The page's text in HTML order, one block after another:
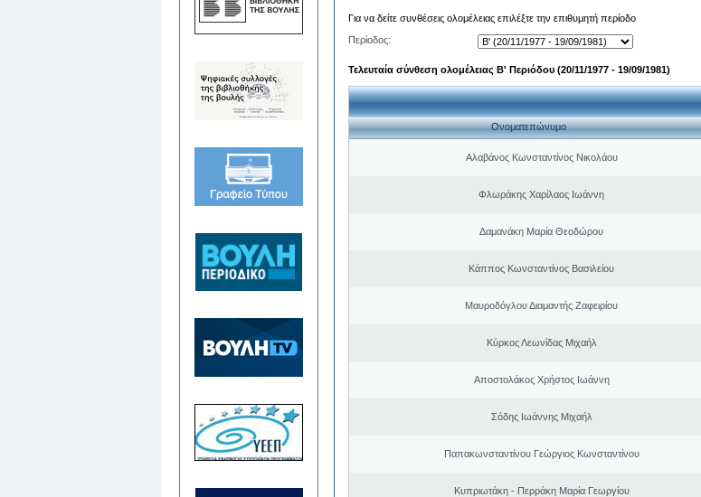
Για να δείτε συνθέσεις ολομέλειας επιλέξτε την επιθυμητή περίοδο
Περίοδος:
Τελευταία σύνθεση ολομέλειας Β' Περιόδου (20/11/1977 - 19/09/1981)
Ονοματεπώνυμο
Αλαβάνος Κωνσταντίνος Νικολάου
Φλωράκης Χαρίλαος Ιωάννη
Δαμανάκη Μαρία Θεοδώρου
Κάππος Κωνσταντίνος Βασιλείου
Μαυροδόγλου Διαμαντής Ζαφειρίου
Κύρκος Λεωνίδας Μιχαήλ
Αποστολάκος Χρήστος Ιωάννη
Σόδης Ιωάννης Μιχαήλ
Παπακωνσταντίνου Γεώργιος Κωνσταντίνου
Κυπριωτάκη - Περράκη Μαρία Γεωργίου